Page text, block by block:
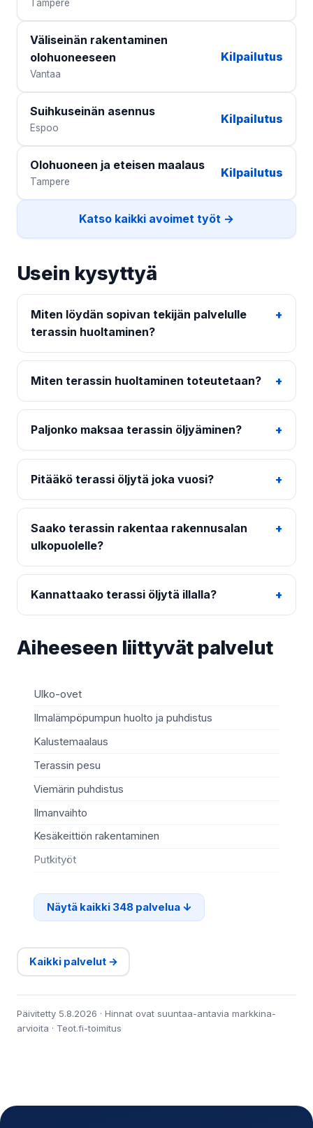
Tampere
Väliseinän rakentaminen
olohuoneeseen
Vantaa
Kilpailutus
Suihkuseinän asennus
Espoo
Kilpailutus
Olohuoneen ja eteisen maalaus
Tampere
Kilpailutus
Katso kaikki avoimet työt →
Usein kysyttyä
Miten löydän sopivan tekijän palvelulle
terassin huoltaminen?
Miten terassin huoltaminen toteutetaan?
Paljonko maksaa terassin öljyäminen?
Pitääkö terassi öljytä joka vuosi?
Saako terassin rakentaa rakennusalan
ulkopuolelle?
Kannattaako terassi öljytä illalla?
Aiheeseen liittyvät palvelut
Ulko-ovet
Ilmalämpöpumpun huolto ja puhdistus
Kalustemaalaus
Terassin pesu
Viemärin puhdistus
Ilmanvaihto
Kesäkeittiön rakentaminen
Putkityöt
Näytä kaikki 348 palvelua
Kaikki palvelut →
Päivitetty 5.8.2026 · Hinnat ovat suuntaa-antavia markkina-
arvioita · Teot.fi-toimitus